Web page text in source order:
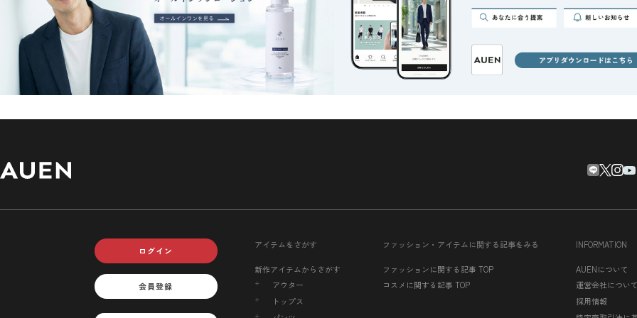
ログイン
会員登録
アイテムをさがす
新作アイテムからさがす
アウター
トップス
ファッション・アイテムに関する記事をみる
ファッションに関する記事 TOP
コスメに関する記事 TOP
INFORMATION
AUENについて
運営会社について
採用情報